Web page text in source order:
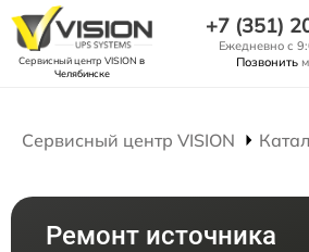
Сервисный центр VISION в
Челябинске
+7 (351)
Ежедневно с
Позвонить
Сервисный центр VISION
Ремонт источника